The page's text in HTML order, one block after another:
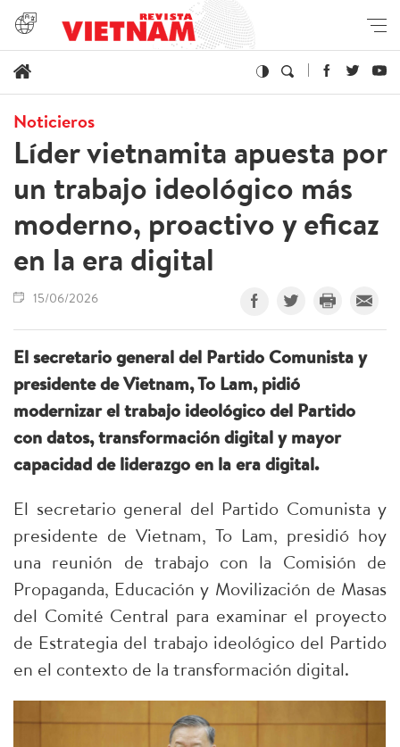
Noticieros
Líder vietnamita apuesta por
un trabajo ideológico más
moderno, proactivo y eficaz
en la era digital
15/06/2026
El secretario general del Partido Comunista y
presidente de Vietnam, To Lam, pidió
modernizar el trabajo ideológico del Partido
con datos, transformación digital y mayor
capacidad de liderazgo en la era digital.
El secretario general del Partido Comunista y
presidente de Vietnam, To Lam, presidió hoy
una reunión de trabajo con la Comisión de
Propaganda, Educación y Movilización de Masas
del Comité Central para examinar el proyecto
de Estrategia del trabajo ideológico del Partido
en el contexto de la transformación digital.